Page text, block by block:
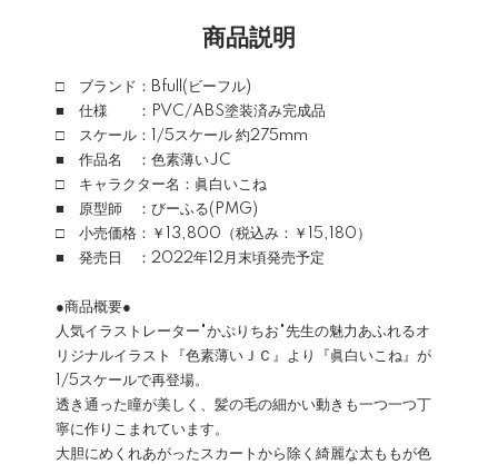
商品説明
□ ブランド：Bfull(ビーフル)
■ 仕様 ：PVC/ABS塗装済み完成品
□ スケール：1/5スケール 約275mm
■ 作品名 ：色素薄いJC
□ キャラクター名：眞白いこね
■ 原型師 ：びーふる(PMG)
□ 小売価格：￥13,800（税込み：￥15,180）
■ 発売日 ：2022年12月末頃発売予定
●商品概要●
人気イラストレーター"かぷりちお"先生の魅力あふれるオ
リジナルイラスト『色素薄いＪＣ』より『眞白いこね』が
1/5スケールで再登場。
透き通った瞳が美しく、髪の毛の細かい動きも一つ一つ丁
寧に作りこまれています。
大胆にめくれあがったスカートから除く綺麗な太ももが色